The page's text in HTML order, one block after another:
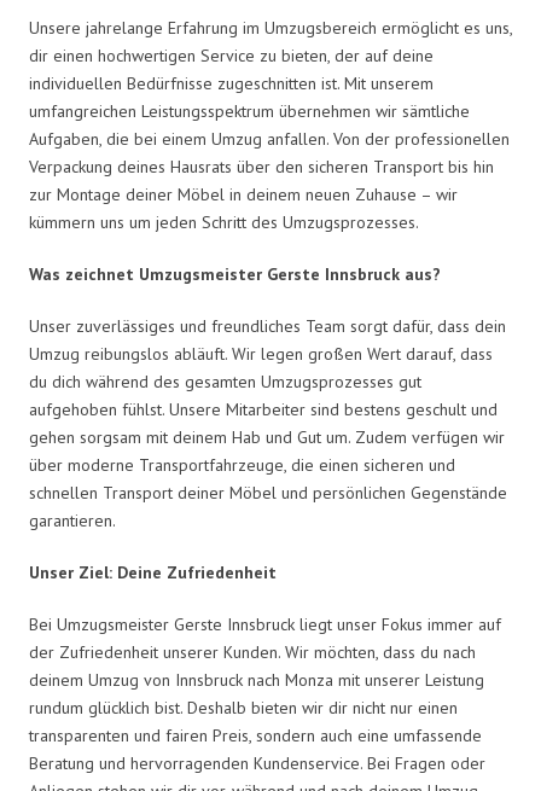
Unsere jahrelange Erfahrung im Umzugsbereich ermöglicht es uns,
dir einen hochwertigen Service zu bieten, der auf deine
individuellen Bedürfnisse zugeschnitten ist. Mit unserem
umfangreichen Leistungsspektrum übernehmen wir sämtliche
Aufgaben, die bei einem Umzug anfallen. Von der professionellen
Verpackung deines Hausrats über den sicheren Transport bis hin
zur Montage deiner Möbel in deinem neuen Zuhause – wir
kümmern uns um jeden Schritt des Umzugsprozesses.
Was zeichnet Umzugsmeister Gerste Innsbruck aus?
Unser zuverlässiges und freundliches Team sorgt dafür, dass dein
Umzug reibungslos abläuft. Wir legen großen Wert darauf, dass
du dich während des gesamten Umzugsprozesses gut
aufgehoben fühlst. Unsere Mitarbeiter sind bestens geschult und
gehen sorgsam mit deinem Hab und Gut um. Zudem verfügen wir
über moderne Transportfahrzeuge, die einen sicheren und
schnellen Transport deiner Möbel und persönlichen Gegenstände
garantieren.
Unser Ziel: Deine Zufriedenheit
Bei Umzugsmeister Gerste Innsbruck liegt unser Fokus immer auf
der Zufriedenheit unserer Kunden. Wir möchten, dass du nach
deinem Umzug von Innsbruck nach Monza mit unserer Leistung
rundum glücklich bist. Deshalb bieten wir dir nicht nur einen
transparenten und fairen Preis, sondern auch eine umfassende
Beratung und hervorragenden Kundenservice. Bei Fragen oder